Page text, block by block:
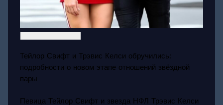
Тейлор Свифт и Трэвис Келси обручились:
подробности о новом этапе отношений звёздной
пары
Певица Тейлор Свифт и звезда НФЛ Трэвис Келси